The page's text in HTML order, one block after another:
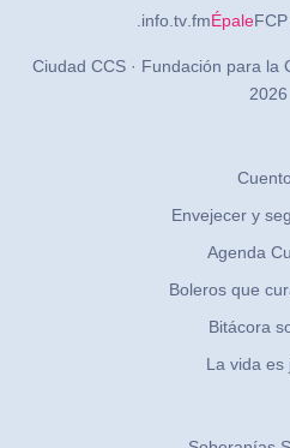
.info .tv .fmÉpale
Ciudad CCS · Fundación para la
2026
Envejecer y
Agenda
Boleros que
Bitácora
La vida es